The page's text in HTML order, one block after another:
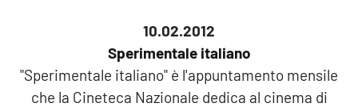
10.02.2012
Sperimentale italiano
"Sperimentale italiano" è l'appuntamento mensile
che la Cineteca Nazionale dedica al cinema di